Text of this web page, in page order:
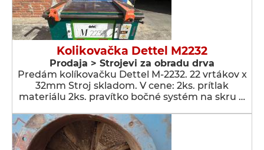
Kolikovačka Dettel M2232
Prodaja > Strojevi za obradu drva
Predám kolíkovačku Dettel M-2232. 22 vrtákov x
32mm Stroj skladom. V cene: 2ks. prítlak
materiálu 2ks. pravítko bočné systém na skru …